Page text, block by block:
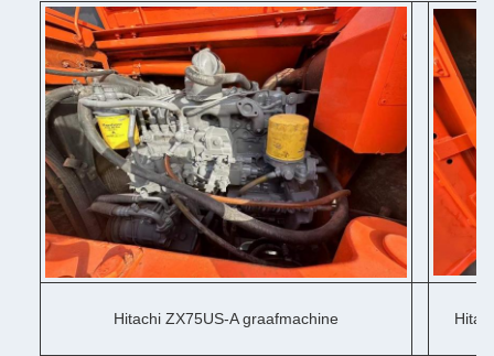
Hitachi ZX75US-A graafmachine